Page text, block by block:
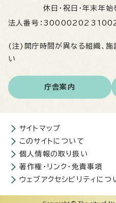
休日・祝日・年末年始
法人番号：
(注)開庁時間が異なる組織、施
い
庁舎案内
サイトマップ
このサイトについて
個人情報の取り扱い
著作権・リンク・免責事項
ウェブアクセシビリティにつ